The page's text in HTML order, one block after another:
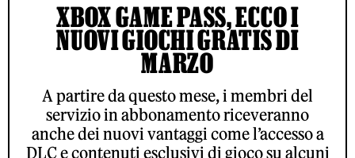
XBOX GAME PASS, ECCO I
NUOVI GIOCHI GRATIS DI
MARZO
A partire da questo mese, i membri del
servizio in abbonamento riceveranno
anche dei nuovi vantaggi come l’accesso a
DLC e contenuti esclusivi di gioco su alcuni